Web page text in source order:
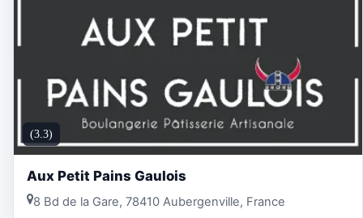
(3.3)
Aux Petit Pains Gaulois
8 Bd de la Gare, 78410 Aubergenville, France